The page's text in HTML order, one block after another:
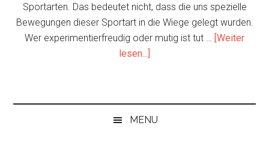
Sportarten. Das bedeutet nicht, dass die uns spezielle
Bewegungen dieser Sportart in die Wiege gelegt wurden.
Wer experimentierfreudig oder mutig ist tut … [Weiter
lesen...]
„Null“
MENU